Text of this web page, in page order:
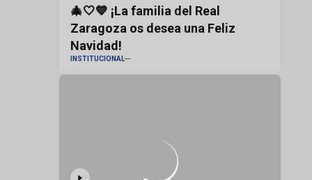
🎄🤍💙 ¡La familia del Real
Zaragoza os desea una Feliz
Navidad!
INSTITUCIONAL